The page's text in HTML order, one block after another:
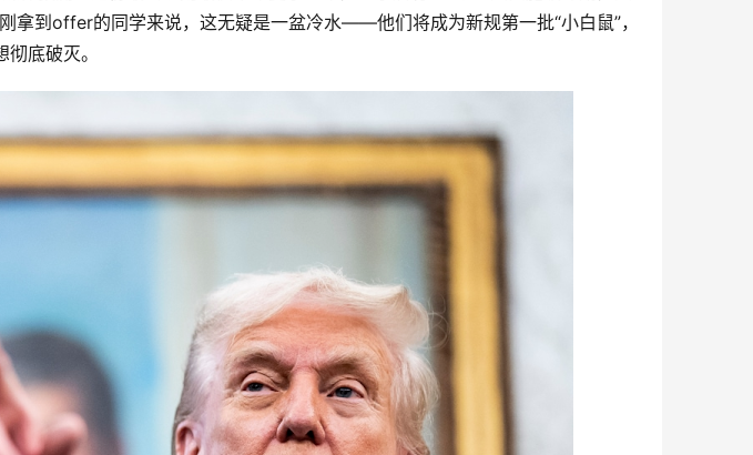
到offer的同学来说，这无疑是一盆冷水——他们将成为新规第一批“小白鼠”，
底破灭。